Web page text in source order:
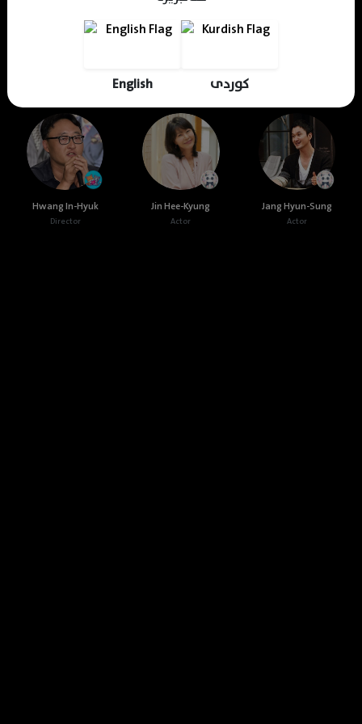
English کوردی
Translator
KDV Editor
Editor
Cast & Crew
Hwang In-Hyuk
Director
Jin Hee-Kyung
Actor
Jang Hyun-Sung
Actor